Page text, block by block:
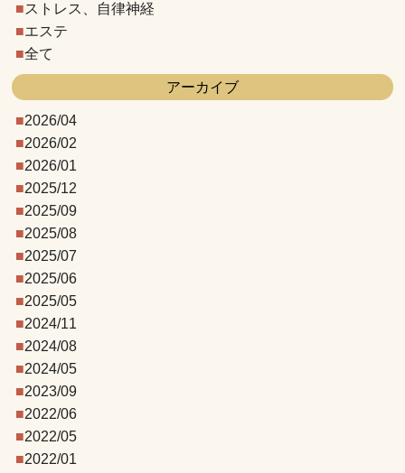
ストレス、自律神経
エステ
全て
アーカイブ
2026/04
2026/02
2026/01
2025/12
2025/09
2025/08
2025/07
2025/06
2025/05
2024/11
2024/08
2024/05
2023/09
2022/06
2022/05
2022/01